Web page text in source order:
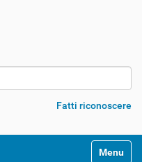
Fatti riconoscere
Alterna